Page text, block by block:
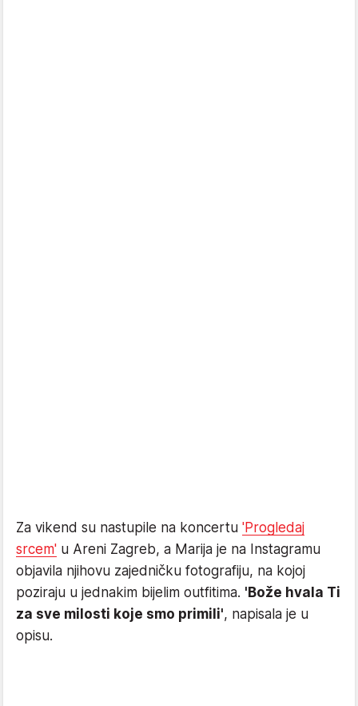
Za vikend su nastupile na koncertu 'Progledaj
srcem' u Areni Zagreb, a Marija je na Instagramu
objavila njihovu zajedničku fotografiju, na kojoj
poziraju u jednakim bijelim outfitima. 'Bože hvala Ti
za sve milosti koje smo primili', napisala je u
opisu.